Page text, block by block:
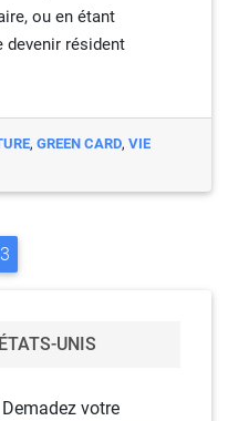
ou en étant
devenir résident
, GREEN CARD, VIE
Current Page
3
UNIS
votre